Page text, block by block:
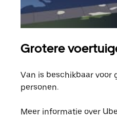
Grotere
Van is beschikbaar voor
personen.
Meer informatie over